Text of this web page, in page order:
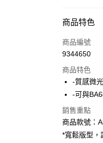
付款方式
信用卡一次
超商取貨付
LINE Pay
街口支付
商品特色
商品編號
9344650
商品特色
-質感微
-可與
銷售重點
商品款號：
*寬鬆版型，